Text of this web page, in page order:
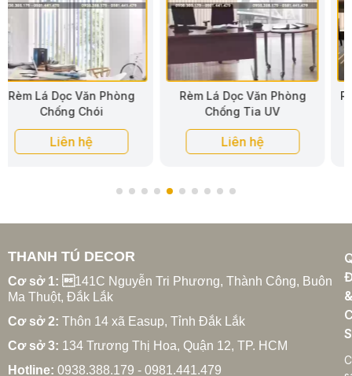
Rèm Lá Dọc Văn Phòng
Chống Tia UV
Liên hệ
Rèm Lá Dọc Vải Văn Phòng
Liên hệ
THANH TÚ DECOR
Cơ sở 1: 141C Nguyễn Tri Phương, Thành Công, Buôn
Ma Thuột, Đắk Lắk
Cơ sở 2: Thôn 14 xã Easup, Tỉnh Đắk Lắk
Cơ sở 3: 134 Trương Thị Hoa, Quận 12, TP. HCM
Hotline: 0938.388.179 - 0981.441.479
&